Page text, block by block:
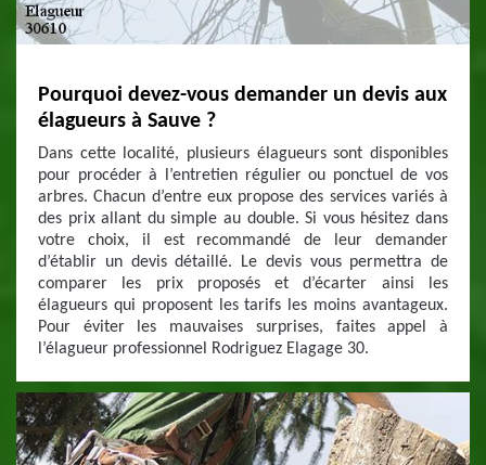
Pourquoi devez-vous demander un devis aux
élagueurs à Sauve ?
Dans cette localité, plusieurs élagueurs sont disponibles
pour procéder à l’entretien régulier ou ponctuel de vos
arbres. Chacun d’entre eux propose des services variés à
des prix allant du simple au double. Si vous hésitez dans
votre choix, il est recommandé de leur demander
d’établir un devis détaillé. Le devis vous permettra de
comparer les prix proposés et d’écarter ainsi les
élagueurs qui proposent les tarifs les moins avantageux.
Pour éviter les mauvaises surprises, faites appel à
l’élagueur professionnel Rodriguez Elagage 30.